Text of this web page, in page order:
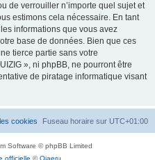
de verrouiller n’importe quel sujet et
estimons cela nécessaire. En tant
informations que vous avez
base de données. Bien que ces
tierce partie sans votre
», ni phpBB, ne pourront être
de piratage informatique visant
Fuseau horaire sur UTC+01:00
cookies
Software © phpBB Limited
officielle ©Qiaeru